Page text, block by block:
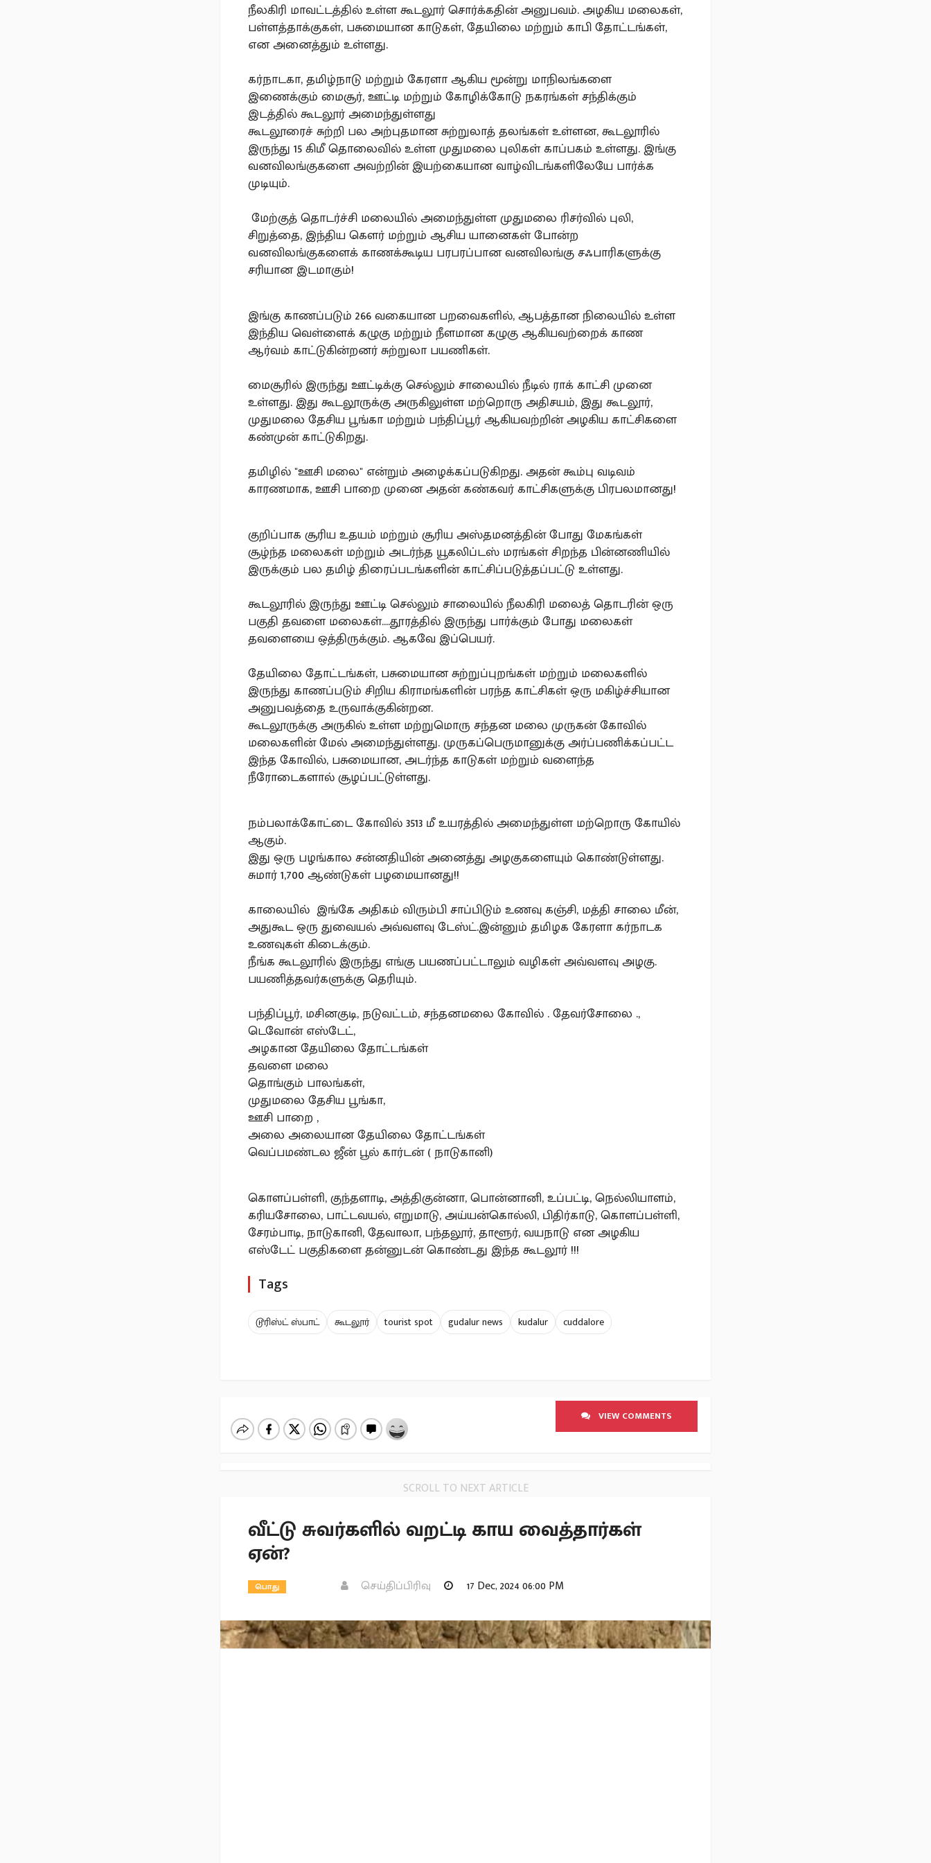
நீலகிரி மாவட்டத்தில் உள்ள கூடலூர் சொர்க்கதின் அனுபவம். அழகிய மலைகள்,
பள்ளத்தாக்குகள், பசுமையான காடுகள், தேயிலை மற்றும் காபி தோட்டங்கள்,
என அனைத்தும் உள்ளது.
கர்நாடகா, தமிழ்நாடு மற்றும் கேரளா ஆகிய மூன்று மாநிலங்களை
இணைக்கும் மைசூர், ஊட்டி மற்றும் கோழிக்கோடு நகரங்கள் சந்திக்கும்
இடத்தில் கூடலூர் அமைந்துள்ளது
கூடலூரைச் சுற்றி பல அற்புதமான சுற்றுலாத் தலங்கள் உள்ளன, கூடலூரில்
இருந்து 15 கிமீ தொலைவில் உள்ள முதுமலை புலிகள் காப்பகம் உள்ளது. இங்கு
வனவிலங்குகளை அவற்றின் இயற்கையான வாழ்விடங்களிலேயே பார்க்க
முடியும்.
மேற்குத் தொடர்ச்சி மலையில் அமைந்துள்ள முதுமலை ரிசர்வில் புலி,
சிறுத்தை, இந்திய கௌர் மற்றும் ஆசிய யானைகள் போன்ற
வனவிலங்குகளைக் காணக்கூடிய பரபரப்பான வனவிலங்கு சஃபாரிகளுக்கு
சரியான இடமாகும்!
இங்கு காணப்படும் 266 வகையான பறவைகளில், ஆபத்தான நிலையில் உள்ள
இந்திய வெள்ளைக் கழுகு மற்றும் நீளமான கழுகு ஆகியவற்றைக் காண
ஆர்வம் காட்டுகின்றனர் சுற்றுலா பயணிகள்.
மைசூரில் இருந்து ஊட்டிக்கு செல்லும் சாலையில் நீடில் ராக் காட்சி முனை
உள்ளது. இது கூடலூருக்கு அருகிலுள்ள மற்றொரு அதிசயம், இது கூடலூர்,
முதுமலை தேசிய பூங்கா மற்றும் பந்திப்பூர் ஆகியவற்றின் அழகிய காட்சிகளை
கண்முன் காட்டுகிறது.
தமிழில் "ஊசி மலை" என்றும் அழைக்கப்படுகிறது. அதன் கூம்பு வடிவம்
காரணமாக, ஊசி பாறை முனை அதன் கண்கவர் காட்சிகளுக்கு பிரபலமானது!
குறிப்பாக சூரிய உதயம் மற்றும் சூரிய அஸ்தமனத்தின் போது மேகங்கள்
சூழ்ந்த மலைகள் மற்றும் அடர்ந்த யூகலிப்டஸ் மரங்கள் சிறந்த பின்னணியில்
இருக்கும் பல தமிழ் திரைப்படங்களின் காட்சிப்படுத்தப்பட்டு உள்ளது.
கூடலூரில் இருந்து ஊட்டி செல்லும் சாலையில் நீலகிரி மலைத் தொடரின் ஒரு
பகுதி தவளை மலைகள்....தூரத்தில் இருந்து பார்க்கும் போது மலைகள்
தவளையை ஒத்திருக்கும். ஆகவே இப்பெயர்.
தேயிலை தோட்டங்கள், பசுமையான சுற்றுப்புறங்கள் மற்றும் மலைகளில்
இருந்து காணப்படும் சிறிய கிராமங்களின் பரந்த காட்சிகள் ஒரு மகிழ்ச்சியான
அனுபவத்தை உருவாக்குகின்றன.
கூடலூருக்கு அருகில் உள்ள மற்றுமொரு சந்தன மலை முருகன் கோவில்
மலைகளின் மேல் அமைந்துள்ளது. முருகப்பெருமானுக்கு அர்ப்பணிக்கப்பட்ட
இந்த கோவில், பசுமையான, அடர்ந்த காடுகள் மற்றும் வளைந்த
நீரோடைகளால் சூழப்பட்டுள்ளது.
நம்பலாக்கோட்டை கோவில் 3513 மீ உயரத்தில் அமைந்துள்ள மற்றொரு கோயில்
ஆகும்.
இது ஒரு பழங்கால சன்னதியின் அனைத்து அழகுகளையும் கொண்டுள்ளது.
சுமார் 1,700 ஆண்டுகள் பழமையானது!!
காலையில் இங்கே அதிகம் விரும்பி சாப்பிடும் உணவு கஞ்சி, மத்தி சாலை மீன்,
அதுகூட ஒரு துவையல் அவ்வளவு டேஸ்ட்.இன்னும் தமிழக கேரளா கர்நாடக
உணவுகள் கிடைக்கும்.
நீங்க கூடலூரில் இருந்து எங்கு பயணப்பட்டாலும் வழிகள் அவ்வளவு அழகு.
பயணித்தவர்களுக்கு தெரியும்.
பந்திப்பூர், மசினகுடி, நடுவட்டம், சந்தனமலை கோவில் . தேவர்சோலை .,
டெவோன் எஸ்டேட்,
அழகான தேயிலை தோட்டங்கள்
தவளை மலை
தொங்கும் பாலங்கள்,
முதுமலை தேசிய பூங்கா,
ஊசி பாறை ,
அலை அலையான தேயிலை தோட்டங்கள்
வெப்பமண்டல ஜீன் பூல் கார்டன் ( நாடுகானி)
கொளப்பள்ளி, குந்தளாடி, அத்திகுன்னா, பொன்னானி, உப்பட்டி, நெல்லியாளம்,
கரியசோலை, பாட்டவயல், எறுமாடு, அய்யன்கொல்லி, பிதிர்காடு, கொளப்பள்ளி,
சேரம்பாடி, நாடுகானி, தேவாலா, பந்தலூர், தாளூர், வயநாடு என அழகிய
எஸ்டேட் பகுதிகளை தன்னுடன் கொண்டது இந்த கூடலூர் !!!
Tags
டூரிஸ்ட் ஸ்பாட் கூடலூர் tourist spot gudalur news kudalur cuddalore
VIEW COMMENTS
SCROLL TO NEXT ARTICLE
வீட்டு சுவர்களில் வறட்டி காய வைத்தார்கள்
ஏன்?
பொது செய்திப்பிரிவு 17 Dec, 2024 06:00 PM